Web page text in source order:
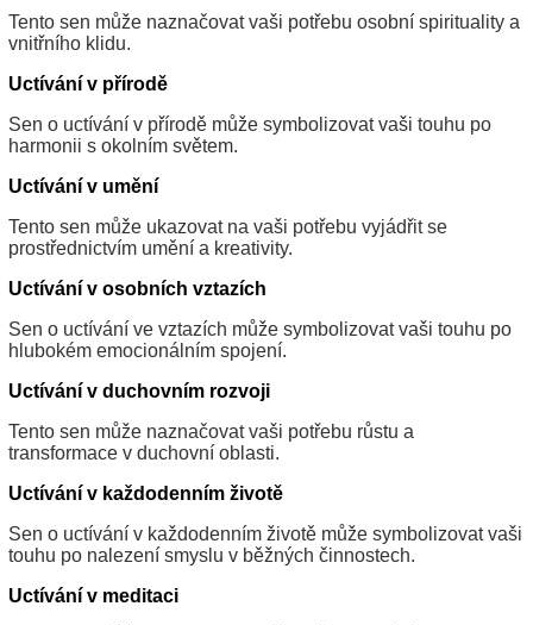
Tento sen může naznačovat vaši potřebu osobní spirituality a
vnitřního klidu.
Uctívání v přírodě
Sen o uctívání v přírodě může symbolizovat vaši touhu po
harmonii s okolním světem.
Uctívání v umění
Tento sen může ukazovat na vaši potřebu vyjádřit se
prostřednictvím umění a kreativity.
Uctívání v osobních vztazích
Sen o uctívání ve vztazích může symbolizovat vaši touhu po
hlubokém emocionálním spojení.
Uctívání v duchovním rozvoji
Tento sen může naznačovat vaši potřebu růstu a
transformace v duchovní oblasti.
Uctívání v každodenním životě
Sen o uctívání v každodenním životě může symbolizovat vaši
touhu po nalezení smyslu v běžných činnostech.
Uctívání v meditaci